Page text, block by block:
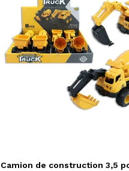
Camion de construction 3,5